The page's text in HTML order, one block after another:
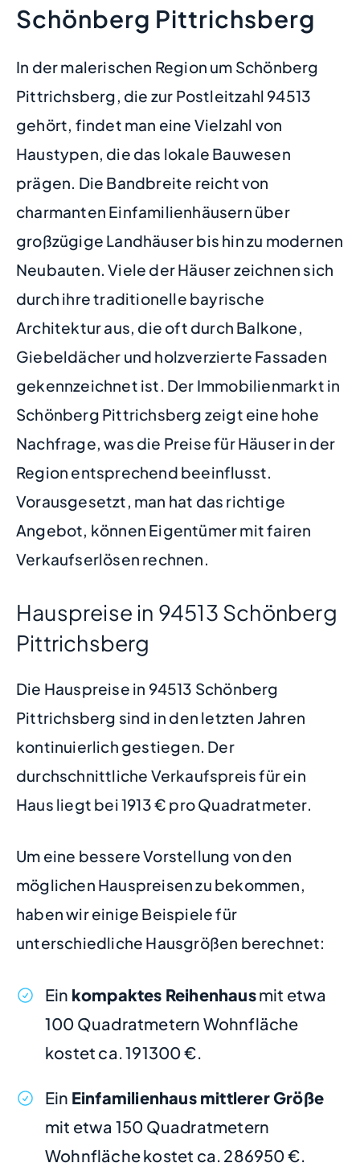
Schönberg Pittrichsberg
In der malerischen Region um Schönberg
Pittrichsberg, die zur Postleitzahl 94513
gehört, findet man eine Vielzahl von
Haustypen, die das lokale Bauwesen
prägen. Die Bandbreite reicht von
charmanten Einfamilienhäusern über
großzügige Landhäuser bis hin zu modernen
Neubauten. Viele der Häuser zeichnen sich
durch ihre traditionelle bayrische
Architektur aus, die oft durch Balkone,
Giebeldächer und holzverzierte Fassaden
gekennzeichnet ist. Der Immobilienmarkt in
Schönberg Pittrichsberg zeigt eine hohe
Nachfrage, was die Preise für Häuser in der
Region entsprechend beeinflusst.
Vorausgesetzt, man hat das richtige
Angebot, können Eigentümer mit fairen
Verkaufserlösen rechnen.
Hauspreise in 94513 Schönberg
Pittrichsberg
Die Hauspreise in 94513 Schönberg
Pittrichsberg sind in den letzten Jahren
kontinuierlich gestiegen. Der
durchschnittliche Verkaufspreis für ein
Haus liegt bei 1913 € pro Quadratmeter.
Um eine bessere Vorstellung von den
möglichen Hauspreisen zu bekommen,
haben wir einige Beispiele für
unterschiedliche Hausgrößen berechnet:
Ein kompaktes Reihenhausmit etwa
100 Quadratmetern Wohnfläche
kostet ca. 191300 €.
Ein Einfamilienhaus mittlerer Größe
mit etwa 150 Quadratmetern
Wohnfläche kostet ca. 286950 €.